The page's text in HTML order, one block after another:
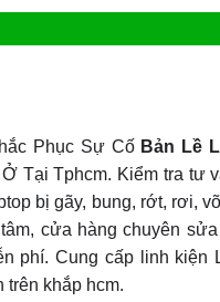
Phục Sự Cố Bản Lề
Tại Tphcm. Kiểm tra tư
bị gãy, bung, rớt, rơi,
cửa hàng chuyên
phí. Cung cấp linh kiện
trên khắp hcm.